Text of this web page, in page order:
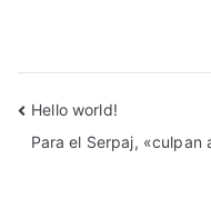
Hello world!
Para el Serpaj, «culpan